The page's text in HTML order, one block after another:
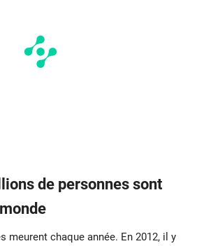
de personnes sont
meurent chaque année. En 2012, il y